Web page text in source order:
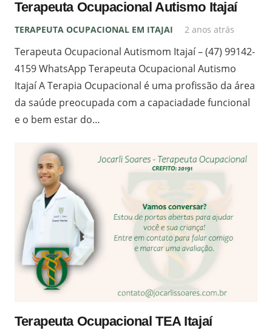
Terapeuta Ocupacional Autismo Itajaí
TERAPEUTA OCUPACIONAL EM ITAJAI 2 anos atrás
Terapeuta Ocupacional Autismom Itajaí – (47) 99142-
4159 WhatsApp Terapeuta Ocupacional Autismo
Itajaí A Terapia Ocupacional é uma profissão da área
da saúde preocupada com a capaciadade funcional
e o bem estar do…
Terapeuta Ocupacional TEA Itajaí